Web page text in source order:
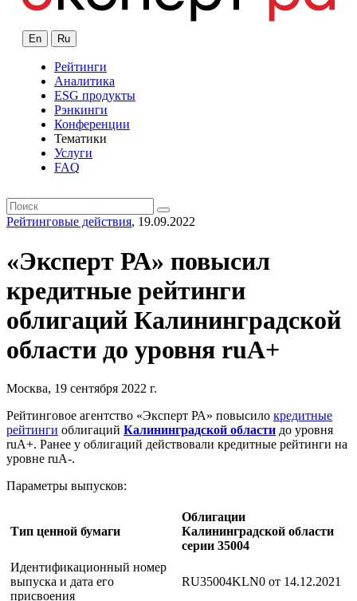
En Ru
Рейтинги
Аналитика
ESG продукты
Рэнкинги
Конференции
Тематики
Услуги
FAQ
Рейтинговые действия, 19.09.2022
«Эксперт РА» повысил
кредитные рейтинги
облигаций Калининградской
области до уровня ruA+
Москва, 19 сентября 2022 г.
Рейтинговое агентство «Эксперт РА» повысило кредитные
рейтинги облигаций Калининградской области до уровня
ruA+. Ранее у облигаций действовали кредитные рейтинги на
уровне ruА-.
Параметры выпусков:
Тип ценной бумаги
Облигации
Калининградской области
серии 35004
Идентификационный номер
выпуска и дата его
присвоения
RU35004KLN0 от 14.12.2021